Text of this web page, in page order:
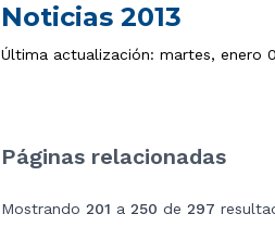
Noticias 2013
Última actualización: martes, enero
Páginas relacionadas
Mostrando 201 a 250 de 297